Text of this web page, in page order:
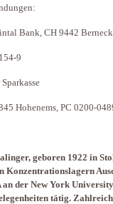
Bank, CH 9442
9
Hohenems, PC 0200-
geboren 1922 in
Konzentrationslagern
an der New York
tätig.